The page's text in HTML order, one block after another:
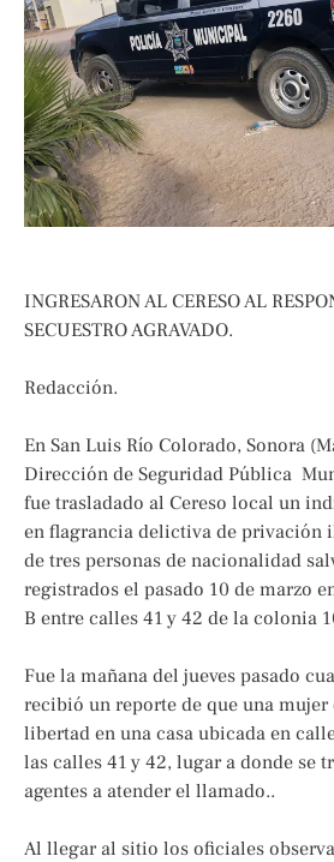
INGRESARON AL CERESO AL
SECUESTRO AGRAVADO.
Redacción.
En San Luis Río Colorado, Sonora
Dirección de Seguridad Pública
fue trasladado al Cereso local un
en flagrancia delictiva de privación
de tres personas de nacionalidad
registrados el pasado 10 de marzo
B entre calles 41 y 42 de la colonia
Fue la mañana del jueves pasado
recibió un reporte de que una mujer
libertad en una casa ubicada en
las calles 41 y 42, lugar a donde se
agentes a atender el llamado..
Al llegar al sitio los oficiales